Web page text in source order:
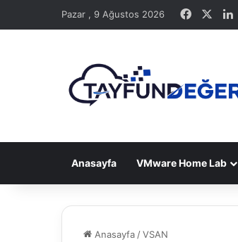
Pazar , 9 Ağustos 2026 Facebook
Anasayfa VMware Home Lab
Anasayfa /VSAN